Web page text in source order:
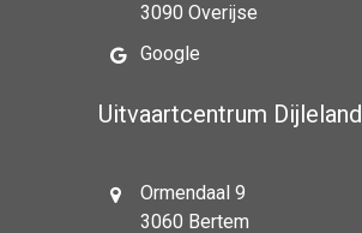
3090 Overijse
Google
Uitvaartcentrum Dijleland
Ormendaal 9
3060 Bertem